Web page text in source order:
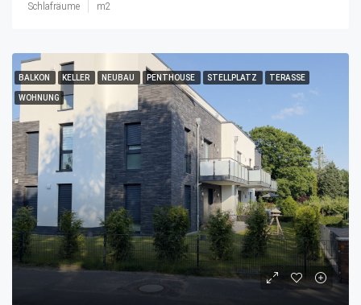
Schlafräume m2
BALKON KELLER NEUBAU PENTHOUSE STELLPLATZ TERASSE
WOHNUNG